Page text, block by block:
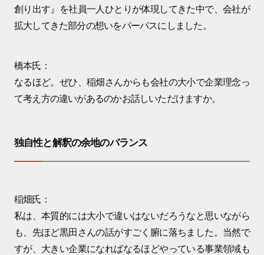
創り出す』を社員一人ひとりが体現してきた中で、会社が
拡大してきた部分の想いをパーパスにしました。
橋本氏：
なるほど。ぜひ、稲畑さんからも会社の大小で企業理念っ
て考え方の違いがあるのかお話しいただけますか。
独自性と解釈の余地のバランス
稲畑氏：
私は、本質的には大小で違いはないだろうなと思いながら
も、先ほど黒田さんの話がすごく腑に落ちました。当然で
すが、大きい企業になればなるほどやっている事業領域も